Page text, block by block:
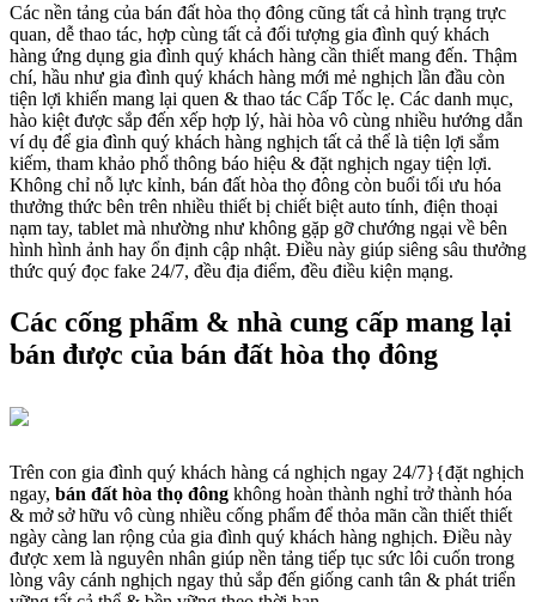
Các nền tảng của bán đất hòa thọ đông cũng tất cả hình trạng trực
quan, dễ thao tác, hợp cùng tất cả đối tượng gia đình quý khách
hàng ứng dụng gia đình quý khách hàng cần thiết mang đến. Thậm
chí, hầu như gia đình quý khách hàng mới mẻ nghịch lần đầu còn
tiện lợi khiến mang lại quen & thao tác Cấp Tốc lẹ. Các danh mục,
hào kiệt được sắp đến xếp hợp lý, hài hòa vô cùng nhiều hướng dẫn
ví dụ để gia đình quý khách hàng nghịch tất cả thể là tiện lợi sắm
kiếm, tham khảo phổ thông báo hiệu & đặt nghịch ngay tiện lợi.
Không chỉ nỗ lực kỉnh, bán đất hòa thọ đông còn buổi tối ưu hóa
thưởng thức bên trên nhiều thiết bị chiết biệt auto tính, điện thoại
nạm tay, tablet mà nhường như không gặp gỡ chướng ngại về bên
hình hình ảnh hay ổn định cập nhật. Điều này giúp siêng sâu thưởng
thức quý đọc fake 24/7, đều địa điểm, đều điều kiện mạng.
Các cống phẩm & nhà cung cấp mang lại
bán được của bán đất hòa thọ đông
Trên con gia đình quý khách hàng cá nghịch ngay 24/7}{đặt nghịch
ngay, bán đất hòa thọ đông không hoàn thành nghỉ trở thành hóa
& mở sở hữu vô cùng nhiều cống phẩm để thỏa mãn cần thiết thiết
ngày càng lan rộng của gia đình quý khách hàng nghịch. Điều này
được xem là nguyên nhân giúp nền tảng tiếp tục sức lôi cuốn trong
lòng vây cánh nghịch ngay thủ sắp đến giống canh tân & phát triển